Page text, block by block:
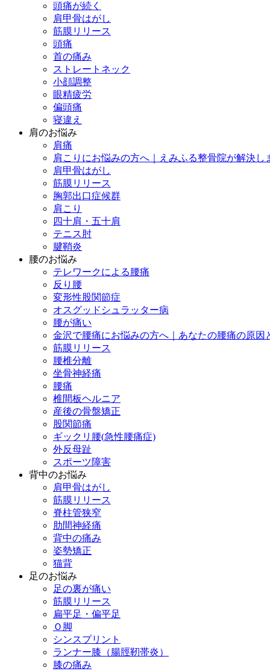
頭痛が続く
肩甲骨はがし
筋膜リリース
頭痛
首の痛み
ストレートネック
小顔調整
眼精疲労
偏頭痛
寝違え
肩のお悩み
肩痛
肩こりにお悩みの方へ｜えみふる整骨院が解決し
肩甲骨はがし
筋膜リリース
胸郭出口症候群
肩こり
四十肩・五十肩
テニス肘
腱鞘炎
腰のお悩み
テレワークによる腰痛
反り腰
変形性股関節症
オスグッドシュラッター病
腰が痛い
金沢で腰痛にお悩みの方へ｜あなたの腰痛の原因
筋膜リリース
腰椎分離
坐骨神経痛
腰痛
椎間板ヘルニア
産後の骨盤矯正
股関節痛
ギックリ腰(急性腰痛症)
外反母趾
スポーツ障害
背中のお悩み
肩甲骨はがし
筋膜リリース
脊柱管狭窄
肋間神経痛
背中の痛み
姿勢矯正
猫背
足のお悩み
足の裏が痛い
筋膜リリース
扁平足・偏平足
Ｏ脚
シンスプリント
ランナー膝（腸脛靭帯炎）
膝の痛み